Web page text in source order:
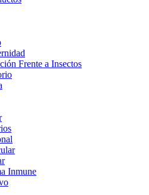
Frente a Insectos
Inmune